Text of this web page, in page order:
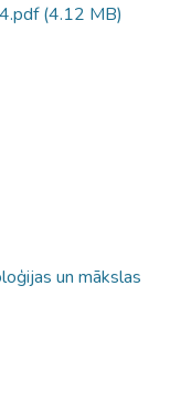
(4.12 MB)
un mākslas